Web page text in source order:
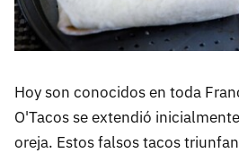
Hoy son conocidos en toda
O'Tacos se extendió
oreja. Estos falsos tacos